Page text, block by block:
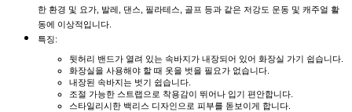
한 환경 및 요가, 발레, 댄스, 필라테스, 골프 등과 같은 저강도 운동 및 캐주얼 활
동에 이상적입니다.
특징:
뒷허리 밴드가 열려 있는 속바지가 내장되어 있어 화장실 가기 쉽습니다.
화장실을 사용해야 할 때 옷을 벗을 필요가 없습니다.
내장된 속바지는 벗기 쉽습니다.
조절 가능한 스트랩으로 착용감이 뛰어나 입기 편안합니다.
스타일리시한 백리스 디자인으로 피부를 돋보이게 합니다.